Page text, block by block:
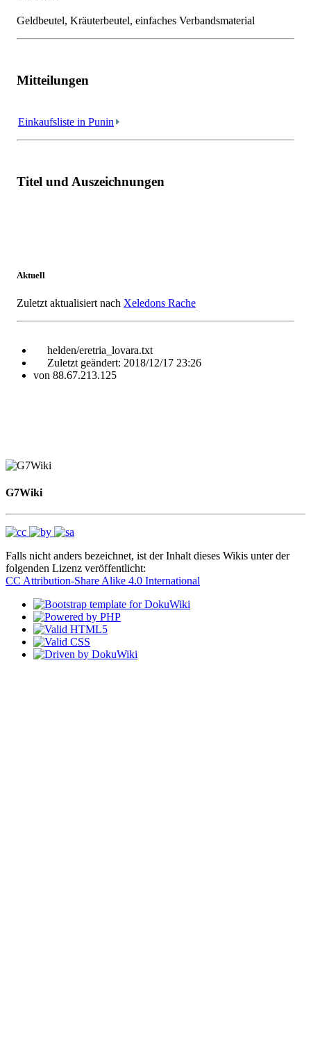
Geldbeutel, Kräuterbeutel, einfaches Verbandsmaterial
Mitteilungen
Einkaufsliste in Punin
Titel und Auszeichnungen
Aktuell
Zuletzt aktualisiert nach Xeledons Rache
helden/eretria_lovara.txt
Zuletzt geändert: 2018/12/17 23:26
von 88.67.213.125
G7Wiki
Falls nicht anders bezeichnet, ist der Inhalt dieses Wikis unter der
folgenden Lizenz veröffentlicht:
CC Attribution-Share Alike 4.0 International